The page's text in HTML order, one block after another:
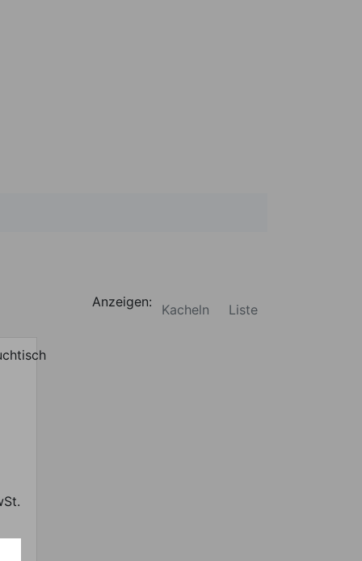
Anzeigen: Kacheln Liste